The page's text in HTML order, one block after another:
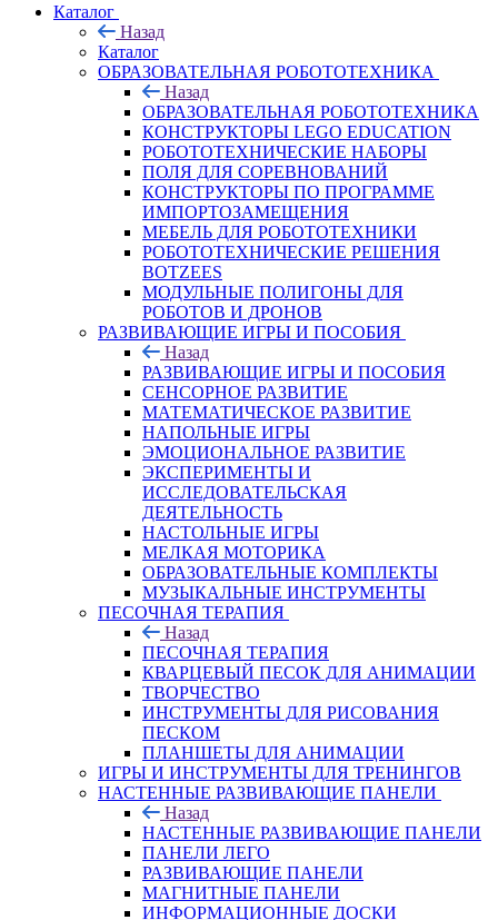
Каталог
Назад
Каталог
ОБРАЗОВАТЕЛЬНАЯ РОБОТОТЕХНИКА
Назад
ОБРАЗОВАТЕЛЬНАЯ РОБОТОТЕХНИКА
КОНСТРУКТОРЫ LEGO EDUCATION
РОБОТОТЕХНИЧЕСКИЕ НАБОРЫ
ПОЛЯ ДЛЯ СОРЕВНОВАНИЙ
КОНСТРУКТОРЫ ПО ПРОГРАММЕ
ИМПОРТОЗАМЕЩЕНИЯ
МЕБЕЛЬ ДЛЯ РОБОТОТЕХНИКИ
РОБОТОТЕХНИЧЕСКИЕ РЕШЕНИЯ
BOTZEES
МОДУЛЬНЫЕ ПОЛИГОНЫ ДЛЯ
РОБОТОВ И ДРОНОВ
РАЗВИВАЮЩИЕ ИГРЫ И ПОСОБИЯ
Назад
РАЗВИВАЮЩИЕ ИГРЫ И ПОСОБИЯ
СЕНСОРНОЕ РАЗВИТИЕ
МАТЕМАТИЧЕСКОЕ РАЗВИТИЕ
НАПОЛЬНЫЕ ИГРЫ
ЭМОЦИОНАЛЬНОЕ РАЗВИТИЕ
ЭКСПЕРИМЕНТЫ И
ИССЛЕДОВАТЕЛЬСКАЯ
ДЕЯТЕЛЬНОСТЬ
НАСТОЛЬНЫЕ ИГРЫ
МЕЛКАЯ МОТОРИКА
ОБРАЗОВАТЕЛЬНЫЕ КОМПЛЕКТЫ
МУЗЫКАЛЬНЫЕ ИНСТРУМЕНТЫ
ПЕСОЧНАЯ ТЕРАПИЯ
Назад
ПЕСОЧНАЯ ТЕРАПИЯ
КВАРЦЕВЫЙ ПЕСОК ДЛЯ АНИМАЦИИ
ТВОРЧЕСТВО
ИНСТРУМЕНТЫ ДЛЯ РИСОВАНИЯ
ПЕСКОМ
ПЛАНШЕТЫ ДЛЯ АНИМАЦИИ
ИГРЫ И ИНСТРУМЕНТЫ ДЛЯ ТРЕНИНГОВ
НАСТЕННЫЕ РАЗВИВАЮЩИЕ ПАНЕЛИ
Назад
НАСТЕННЫЕ РАЗВИВАЮЩИЕ ПАНЕЛИ
ПАНЕЛИ ЛЕГО
РАЗВИВАЮЩИЕ ПАНЕЛИ
МАГНИТНЫЕ ПАНЕЛИ
ИНФОРМАЦИОННЫЕ ДОСКИ